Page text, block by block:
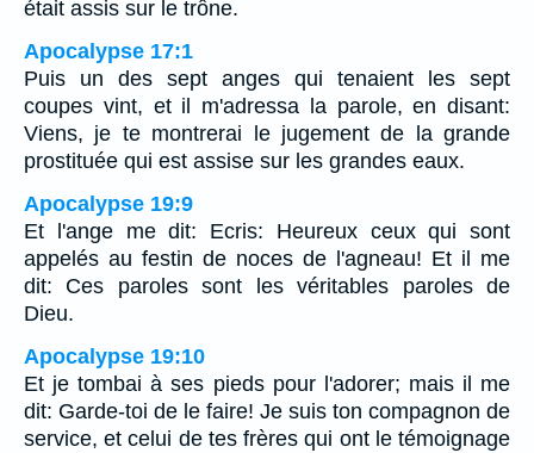
était assis sur le trône.
Apocalypse 17:1
Puis un des sept anges qui tenaient les sept
coupes vint, et il m'adressa la parole, en disant:
Viens, je te montrerai le jugement de la grande
prostituée qui est assise sur les grandes eaux.
Apocalypse 19:9
Et l'ange me dit: Ecris: Heureux ceux qui sont
appelés au festin de noces de l'agneau! Et il me
dit: Ces paroles sont les véritables paroles de
Dieu.
Apocalypse 19:10
Et je tombai à ses pieds pour l'adorer; mais il me
dit: Garde-toi de le faire! Je suis ton compagnon de
service, et celui de tes frères qui ont le témoignage